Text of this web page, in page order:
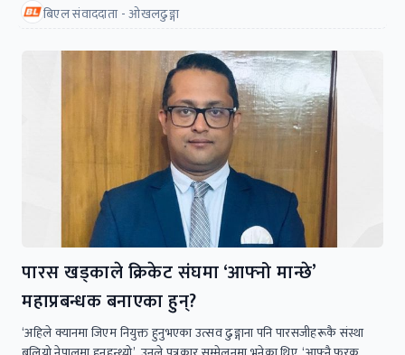
बिएल संवाददाता - ओखलढुङ्गा
पारस खड्काले क्रिकेट संघमा ‘आफ्नो मान्छे’
महाप्रबन्धक बनाएका हुन्?
‘अहिले क्यानमा जिएम नियुक्त हुनुभएका उत्सव ढुङ्गाना पनि पारसजीहरूकै संस्था